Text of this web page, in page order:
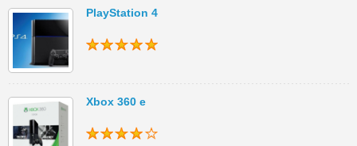
PlayStation 4
Xbox 360 e